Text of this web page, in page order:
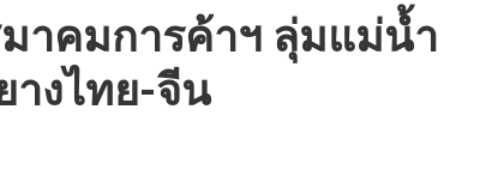
าคมการค้าฯ ลุ่มแม่น้ำ
างไทย-จีน